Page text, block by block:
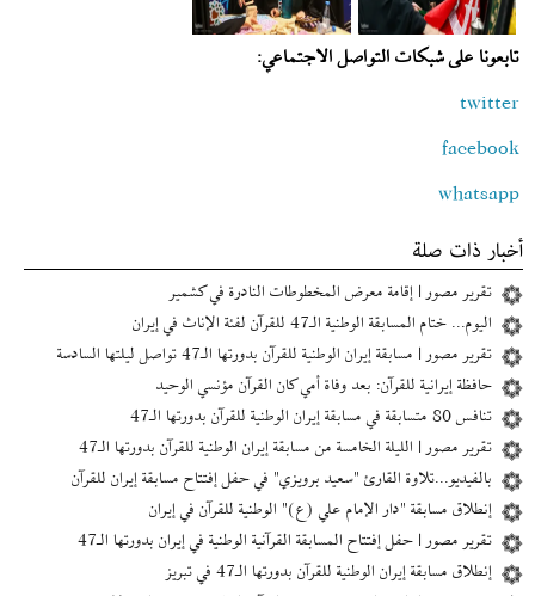
تابعونا على شبكات التواصل الاجتماعي:
twitter
facebook
whatsapp
أخبار ذات صلة
تقرير مصور | إقامة معرض المخطوطات النادرة في كشمير
اليوم... ختام المسابقة الوطنية الـ47 للقرآن لفئة الإناث في إیران
تقرير مصور | مسابقة إیران الوطنية للقرآن بدورتها الـ47 تواصل ليلتها السادسة
حافظة إیرانیة للقرآن: بعد وفاة أمي كان القرآن مؤنسي الوحيد
تنافس 80 متسابقة في مسابقة إيران الوطنية للقرآن بدورتها الـ47
تقرير مصور | الليلة الخامسة من مسابقة إیران الوطنية للقرآن بدورتها الـ47
بالفيديو...تلاوة القارئ "سعيد برويزي" في حفل إفتتاح مسابقة إیران للقرآن
إنطلاق مسابقة "دار الإمام علي (ع)" الوطنية للقرآن في إیران
تقرير مصور | حفل إفتتاح المسابقة القرآنية الوطنية في إیران بدورتها الـ47
إنطلاق مسابقة إيران الوطنية للقرآن بدورتها الـ47 في تبريز